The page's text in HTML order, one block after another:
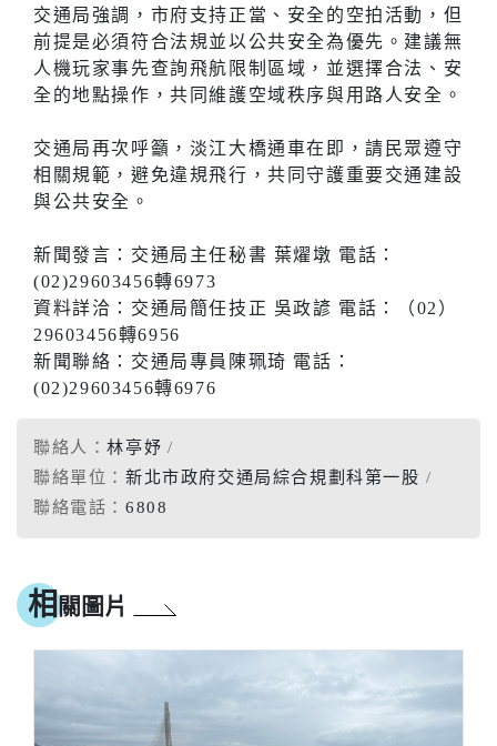
交通局強調，市府支持正當、安全的空拍活動，但
前提是必須符合法規並以公共安全為優先。建議無
人機玩家事先查詢飛航限制區域，並選擇合法、安
全的地點操作，共同維護空域秩序與用路人安全。
交通局再次呼籲，淡江大橋通車在即，請民眾遵守
相關規範，避免違規飛行，共同守護重要交通建設
與公共安全。
新聞發言：交通局主任秘書 葉燿墩 電話：
(02)29603456轉6973
資料詳洽：交通局簡任技正 吳政諺 電話：（02）
29603456轉6956
新聞聯絡：交通局專員陳珮琦 電話：
(02)29603456轉6976
聯絡人：林亭妤
聯絡單位： 新北市政府交通局綜合規劃科第一股
聯絡電話： 6808
相 關圖片